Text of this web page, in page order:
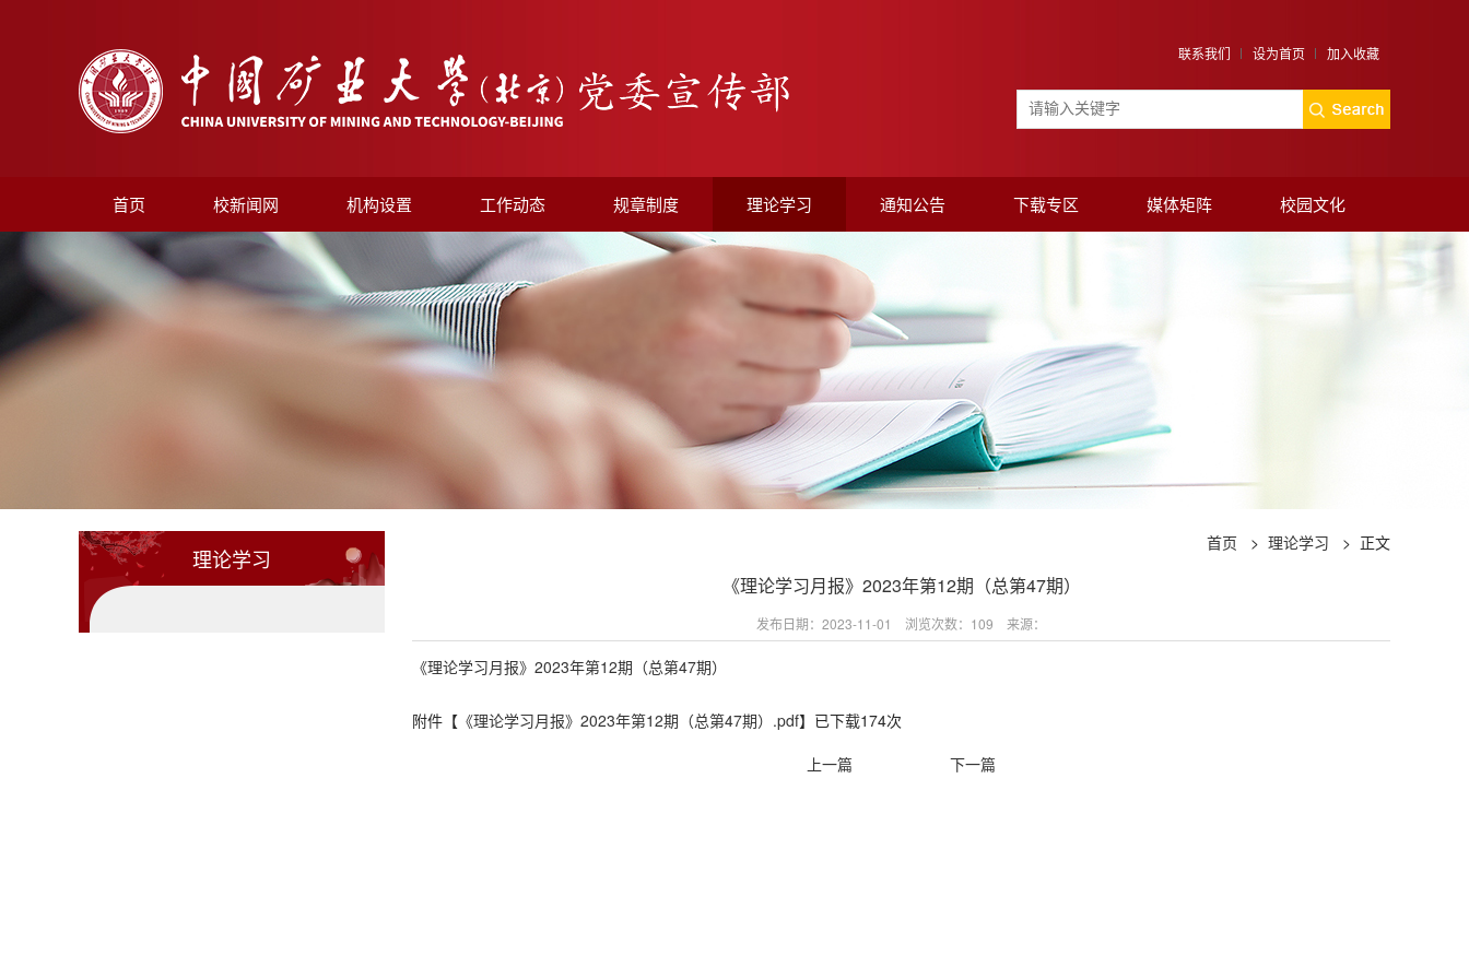
联系我们 设为首页 加入收藏
首页 校新闻网 机构设置 工作动态 规章制度 理论学习 通知公告 下载专区 媒体矩阵 校园文化
理论学习
首页 > 理论学习 > 正文
《理论学习月报》2023年第12期（总第47期）
发布日期：2023-11-01 浏览次数： 109 来源：
《理论学习月报》2023年第12期（总第47期）
附件【 《理论学习月报》2023年第12期（总第47期）.pdf】已下载174次
上一篇
下一篇